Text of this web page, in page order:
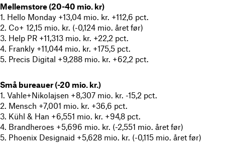
Mellemstore (20-40 mio. kr)
1. Hello Monday +13,04 mio. kr. +112,6 pct.
2. Co+ 12,15 mio. kr. (-0,124 mio. året før)
3. Help PR +11,313 mio. kr. +22,2 pct.
4. Frankly +11,044 mio. kr. +175,5 pct.
5. Precis Digital +9,288 mio. kr. +62,2 pct.
Små bureauer (-20 mio. kr.)
1. Vahle+Nikolajsen +8,307 mio. kr. -15,2 pct.
2. Mensch +7,001 mio. kr. +36,6 pct.
3. Kühl & Han +6,551 mio. kr. +94,8 pct.
4. Brandheroes +5,696 mio. kr. (-2,551 mio. året før)
5. Phoenix Designaid +5,628 mio. kr. (-0,115 mio. året før)